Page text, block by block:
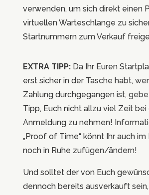
verwenden, um sich direkt einen
virtuellen Warteschlange zu
Startnummern zum Verkauf
EXTRA TIPP:Da Ihr Euren
erst sicher in der Tasche habt,
Zahlung durchgegangen ist,
Tipp, Euch nicht allzu viel Zeit bei
Anmeldung zu nehmen!
„Proof of Time“ könnt Ihr auch im
noch in Ruhe zufügen/ändern!
Und solltet der von Euch
dennoch bereits ausverkauft